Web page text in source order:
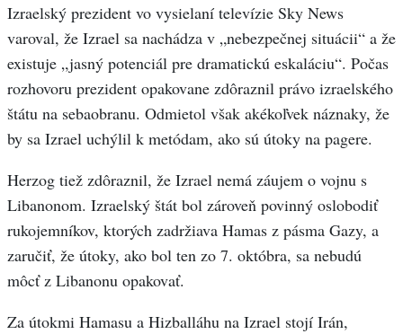
Izraelský prezident vo vysielaní televízie Sky News
varoval, že Izrael sa nachádza v „nebezpečnej situácii“ a že
existuje „jasný potenciál pre dramatickú eskaláciu“. Počas
rozhovoru prezident opakovane zdôraznil právo izraelského
štátu na sebaobranu. Odmietol však akékoľvek náznaky, že
by sa Izrael uchýlil k metódam, ako sú útoky na pagere.
Herzog tiež zdôraznil, že Izrael nemá záujem o vojnu s
Libanonom. Izraelský štát bol zároveň povinný oslobodiť
rukojemníkov, ktorých zadržiava Hamas z pásma Gazy, a
zaručiť, že útoky, ako bol ten zo 7. októbra, sa nebudú
môcť z Libanonu opakovať.
Za útokmi Hamasu a Hizballáhu na Izrael stojí Irán,